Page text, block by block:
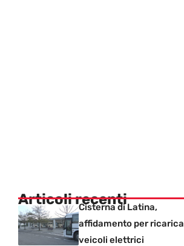
Articoli recenti
Cisterna di Latina,
affidamento per ricarica
veicoli elettrici